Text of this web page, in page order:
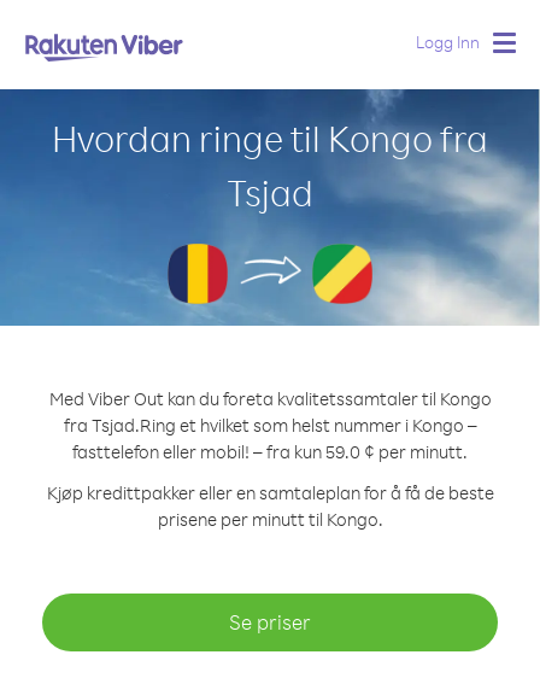
Logg Inn
Hvordan ringe til Kongo fra
Tsjad
Med Viber Out kan du foreta kvalitetssamtaler til Kongo
fra Tsjad.Ring et hvilket som helst nummer i Kongo –
fasttelefon eller mobil! – fra kun 59.0 ¢ per minutt.
Kjøp kredittpakker eller en samtaleplan for å få de beste
prisene per minutt til Kongo.
Se priser